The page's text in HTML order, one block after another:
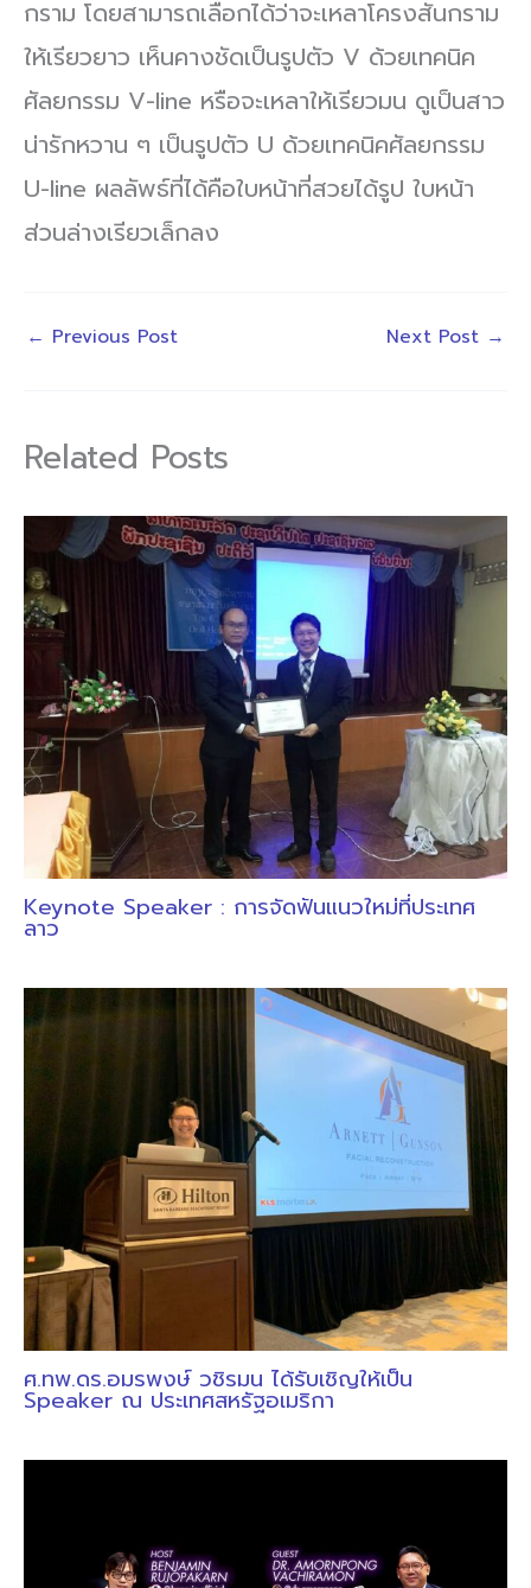
กราม โดยสามารถเลือกได้ว่าจะเหลาโครงสันกราม
ให้เรียวยาว เห็นคางชัดเป็นรูปตัว V ด้วยเทคนิค
ศัลยกรรม V-line หรือจะเหลาให้เรียวมน ดูเป็นสาว
น่ารักหวาน ๆ เป็นรูปตัว U ด้วยเทคนิคศัลยกรรม
U-line ผลลัพธ์ที่ได้คือใบหน้าที่สวยได้รูป ใบหน้า
ส่วนล่างเรียวเล็กลง
← Previous Post Next Post →
Related Posts
Keynote Speaker : การจัดฟันแนวใหม่ที่ประเทศ
ลาว
ศ.ทพ.ดร.อมรพงษ์ วชิรมน ได้รับเชิญให้เป็น
Speaker ณ ประเทศสหรัฐอเมริกา